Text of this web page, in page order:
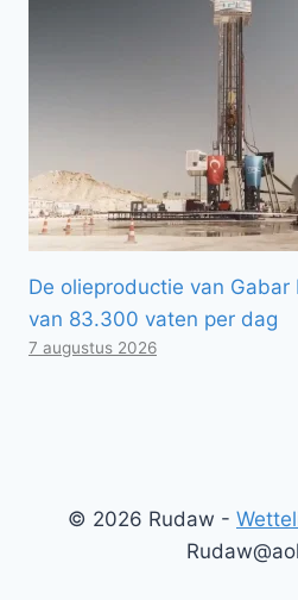
De olieproductie van
van 83.300 vaten per dag
7 augustus 2026
© 2026 Rudaw -